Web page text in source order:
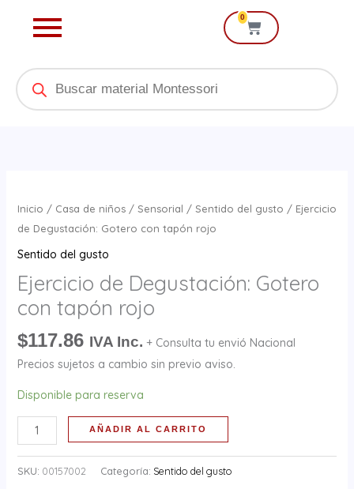
0
Cart
Products
search
Inicio / Casa de niños/ Sensorial / Sentido del gusto / Ejercicio
de Degustación: Gotero con tapón rojo
Sentido del gusto
Ejercicio de Degustación: Gotero
con tapón rojo
$117.86 IVA Inc. + Consulta tu envió Nacional
Precios sujetos a cambio sin previo aviso.
Disponible para reserva
de
Degustación:
tapón
rojo
AÑADIR AL CARRITO
SKU: 00157002 Categoría: Sentido del gusto